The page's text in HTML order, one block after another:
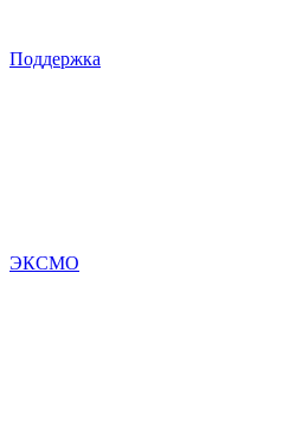
Поддержка
ЭКСМО